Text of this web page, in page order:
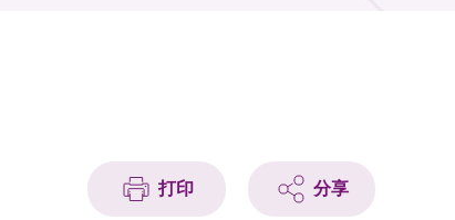
打印 分享